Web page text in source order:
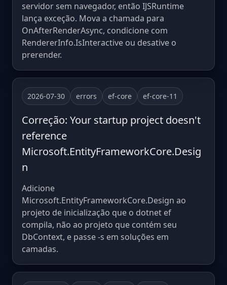
servidor sem navegador, então IJSRuntime
lança exceção. Mova a chamada para
OnAfterRenderAsync, condicione com
RendererInfo.IsInteractive ou desative o
prerender.
2026-07-30 errors ef-core ef-core-11
Correção: Your startup project doesn't
reference
Microsoft.EntityFrameworkCore.Desig
n
Adicione
Microsoft.EntityFrameworkCore.Design ao
projeto de inicialização que o dotnet ef
compila, não ao projeto que contém seu
DbContext, e passe -s em soluções em
camadas.